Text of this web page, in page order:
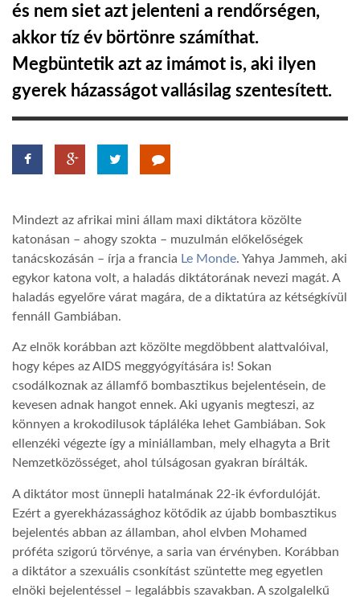
TROPICALMAGAZIN
GLOBOTV
AFRIKA TUDÁSTÁR
GLOBOZSARU
DOBRAVERO.HU
LATIMO.HU
GLOBOBOOK
és nem siet azt jelenteni a rendőrségen,
akkor tíz év börtönre számíthat.
Megbüntetik azt az imámot is, aki ilyen
gyerek házasságot vallásilag szentesített.
Mindezt az afrikai mini állam maxi diktátora közölte
katonásan – ahogy szokta – muzulmán előkelőségek
tanácskozásán – írja a francia Le Monde. Yahya Jammeh, aki
egykor katona volt, a haladás diktátorának nevezi magát. A
haladás egyelőre várat magára, de a diktatúra az kétségkívül
fennáll Gambiában.
Az elnök korábban azt közölte megdöbbent alattvalóival,
hogy képes az AIDS meggyógyítására is! Sokan
csodálkoznak az államfő bombasztikus bejelentésein, de
kevesen adnak hangot ennek. Aki ugyanis megteszi, az
könnyen a krokodilusok tápláléka lehet Gambiában. Sok
ellenzéki végezte így a miniállamban, mely elhagyta a Brit
Nemzetközösséget, ahol túlságosan gyakran bírálták.
A diktátor most ünnepli hatalmának 22-ik évfordulóját.
Ezért a gyerekházassághoz kötődik az újabb bombasztikus
bejelentés abban az államban, ahol elvben Mohamed
próféta szigorú törvénye, a saria van érvényben. Korábban
a diktátor a szexuális csonkítást szüntette meg egyetlen
elnöki bejelentéssel – legalábbis szavakban. A szolgalelkű